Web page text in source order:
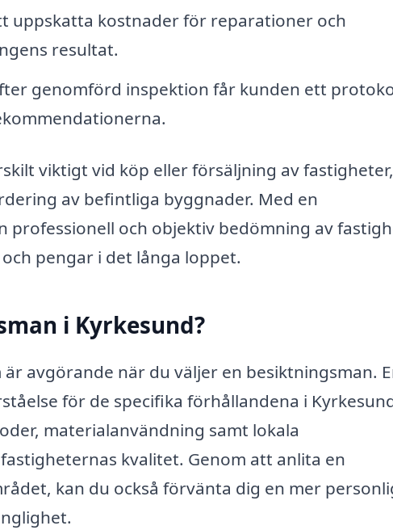
uppskatta kostnader för reparationer och
resultat.
genomförd inspektion får kunden ett
viktigt vid köp eller försäljning av
av befintliga byggnader. Med en
professionell och objektiv bedömning av
pengar i det långa loppet.
i Kyrkesund?
avgörande när du väljer en besiktningsman.
för de specifika förhållandena i
materialanvändning samt lokala
kvalitet. Genom att anlita en
kan du också förvänta dig en mer